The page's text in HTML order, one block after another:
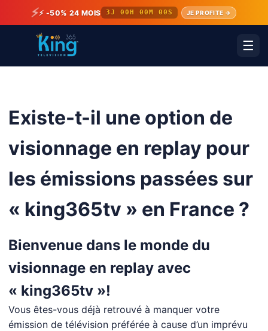
⚡⚡ -50% 24 MOIS 3J 00H 00M 00S JE PROFITE →
☰
Existe-t-il une option de
visionnage en replay pour
les émissions passées sur
« king365tv » en France ?
Bienvenue dans le monde du
visionnage en replay avec
« king365tv »!
Vous êtes-vous déjà retrouvé à manquer votre
émission de télévision préférée à cause d’un imprévu